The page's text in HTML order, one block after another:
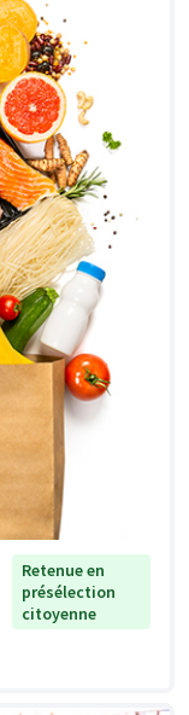
Retenue en
présélection
citoyenne